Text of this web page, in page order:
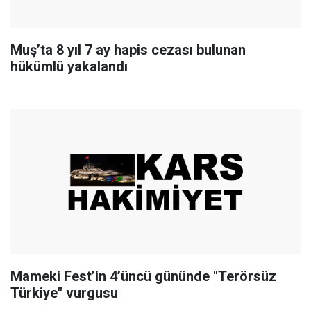
Muş’ta 8 yıl 7 ay hapis cezası bulunan
hükümlü yakalandı
Mameki Fest’in 4’üncü gününde "Terörsüz
Türkiye" vurgusu